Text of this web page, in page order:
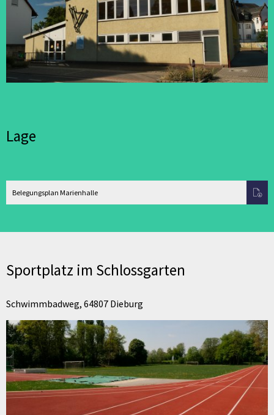
Lage
Belegungsplan Marienhalle
Sportplatz im Schlossgarten
Schwimmbadweg, 64807 Dieburg